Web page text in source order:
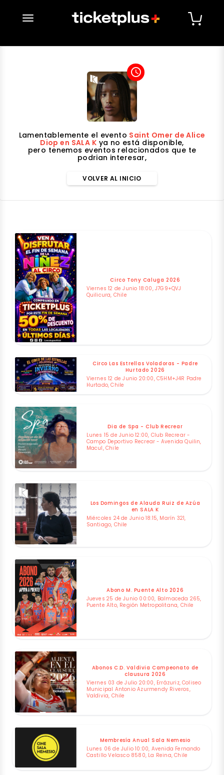
desplegar navegación
access_time
Lamentablemente el evento Saint Omer de Alice
Diop en SALA K ya no está disponible,
pero tenemos eventos relacionados que te
podrian interesar,
VOLVER AL INICIO
Circo Tony Caluga 2026
Viernes 12 de Junio 18:00, J7G9+QVJ
Quilicura, Chile
Circo Las Estrellas Voladoras - Padre
Hurtado 2026
Viernes 12 de Junio 20:00, C5HM+J4R Padre
Hurtado, Chile
Dia de Spa - Club Recrear
Lunes 15 de Junio 12:00, Club Recrear -
Campo Deportivo Recrear - Avenida Quilin,
Macul, Chile
Los Domingos de Alauda Ruiz de Azúa
en SALA K
Miércoles 24 de Junio 18:15, Marín 321,
Santiago, Chile
Abono M. Puente Alto 2026
Jueves 25 de Junio 00:00, Balmaceda 265,
Puente Alto, Región Metropolitana, Chile
Abonos C.D. Valdivia Campeonato de
clausura 2026
Viernes 03 de Julio 20:00, Errázuriz, Coliseo
Municipal Antonio Azurmendy Riveros,
Valdivia, Chile
Membresía Anual Sala Nemesio
Lunes 06 de Julio 10:00, Avenida Fernando
Castillo Velasco 8580, La Reina, Chile